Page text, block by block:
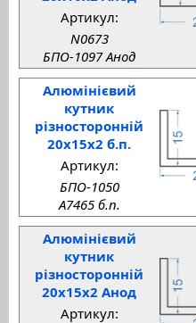
Артикул:
N0673
БПО-1097 Анод
Алюмінієвий
кутник
різносторонній
20x15x2 б.п.
Артикул:
БПО-1050
A7465 б.п.
Алюмінієвий
кутник
різносторонній
20x15x2 Анод
Артикул: